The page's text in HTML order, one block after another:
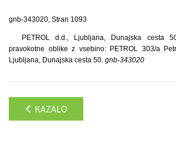
gnb-343020, Stran 1093
PETROL d.d., Ljubljana, Dunajska cesta
pravokotne oblike z vsebino: PETROL 303/a
Ljubljana, Dunajska cesta 50. gnb-343020
KAZALO